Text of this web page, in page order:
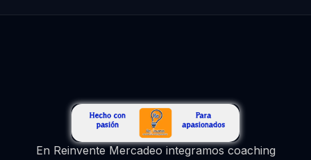
En Reinvente Mercadeo integramos coaching